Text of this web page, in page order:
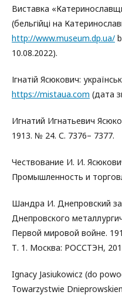
Виставка
(бельгійці на
http://www.museum.dp.ua/
10.08.2022).
Ігнатій Ясюкович:
https://mistaua.com (дата
Игнатий Игнатьевич
1913. № 24. С. 7376– 7377.
Чествование И. И.
Промышленность и
Шандра И. Днепровский
Днепровского
Первой мировой войне.
Т. 1. Москва: РОССТЭН,
Ignacy Jasiukowicz (do
Towarzystwie